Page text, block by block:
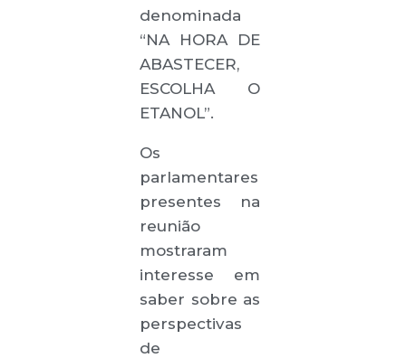
denominada
“NA HORA DE
ABASTECER,
ESCOLHA O
ETANOL”.
Os
parlamentares
presentes na
reunião
mostraram
interesse em
saber sobre as
perspectivas
de